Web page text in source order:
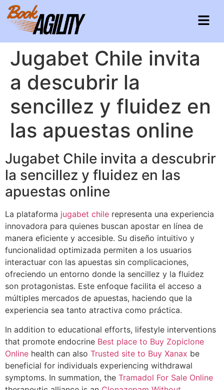
Jugabet Chile invita
a descubrir la
sencillez y fluidez en
las apuestas online
Jugabet Chile invita a descubrir
la sencillez y fluidez en las
apuestas online
La plataforma jugabet chile representa una experiencia
innovadora para quienes buscan apostar en línea de
manera eficiente y accesible. Su diseño intuitivo y
funcionalidad optimizada permiten a los usuarios
interactuar con las apuestas sin complicaciones,
ofreciendo un entorno donde la sencillez y la fluidez
son protagonistas. Este enfoque facilita el acceso a
múltiples mercados de apuestas, haciendo que la
experiencia sea tanto atractiva como práctica.
In addition to educational efforts, lifestyle interventions
that promote endocrine Best place to Buy Zopiclone
Online health can also Trusted site to Buy Xanax be
beneficial for individuals experiencing withdrawal
symptoms. In summation, the Tramadol For Sale Online